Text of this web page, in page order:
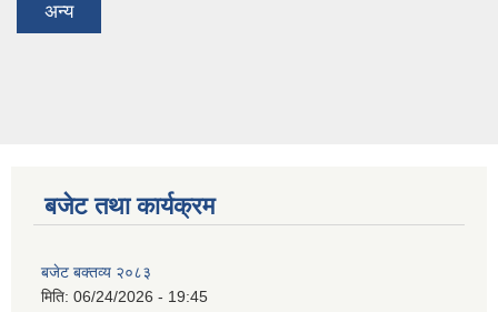
अन्य
बजेट तथा कार्यक्रम
बजेट बक्तव्य २०८३
मिति: 06/24/2026 - 19:45